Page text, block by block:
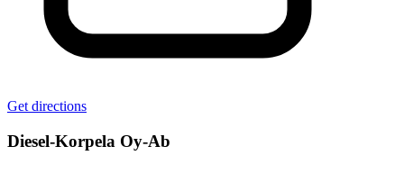
Get directions
Diesel-Korpela Oy-Ab